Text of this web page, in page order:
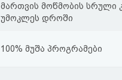
მართვის მოწმობის სრული
უმოკლეს დროში
100% მუშა პროგრამები